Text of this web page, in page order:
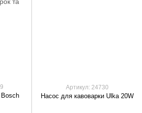
Артикул: 24730
Насос для кавоварки Ulka 20W